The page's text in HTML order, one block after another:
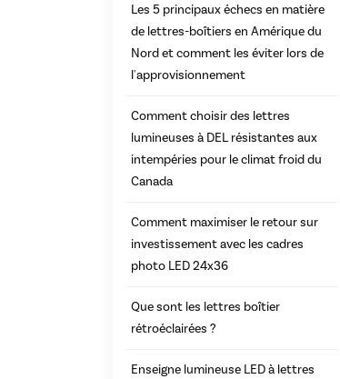
Les 5 principaux échecs en matière
de lettres-boîtiers en Amérique du
Nord et comment les éviter lors de
l'approvisionnement
Comment choisir des lettres
lumineuses à DEL résistantes aux
intempéries pour le climat froid du
Canada
Comment maximiser le retour sur
investissement avec les cadres
photo LED 24x36
Que sont les lettres boîtier
rétroéclairées ?
Enseigne lumineuse LED à lettres